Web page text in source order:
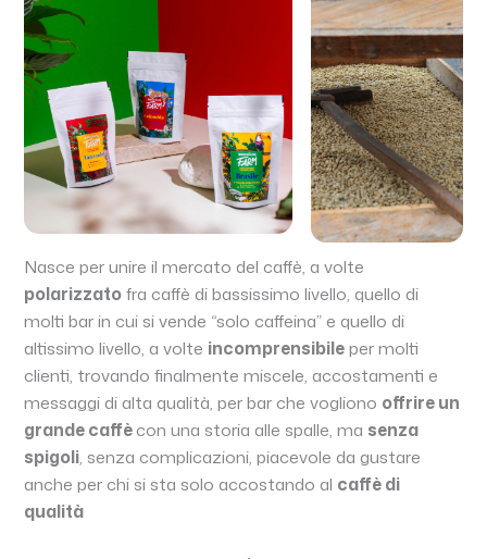
Nasce per unire il mercato del caffè, a volte
polarizzatofra caffè di bassissimo livello, quello di
molti bar in cui si vende “solo caffeina” e quello di
altissimo livello, a volte incomprensibileper molti
clienti, trovando finalmente miscele, accostamenti e
messaggi di alta qualità, per bar che vogliono offrire un
grande caffècon una storia alle spalle, ma senza
spigoli, senza complicazioni, piacevole da gustare
anche per chi si sta solo accostando al caffè di
qualità